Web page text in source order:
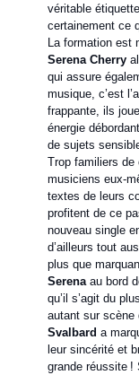
véritable
certainement ce
La formation est
Serena Cherry
qui assure
musique, c’est
frappante, ils
énergie
de sujets
Trop familiers de
musiciens eux-
textes de leurs
profitent de ce
nouveau single
d’ailleurs tout
plus que
Serenaau bord
qu’il s’agit du
autant sur scène
Svalbard a
leur sincérité et
grande réussite !